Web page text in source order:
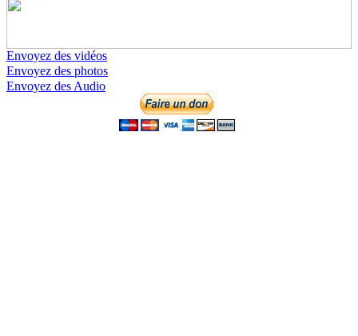
Envoyez des vidéos
Envoyez des photos
Envoyez des Audio